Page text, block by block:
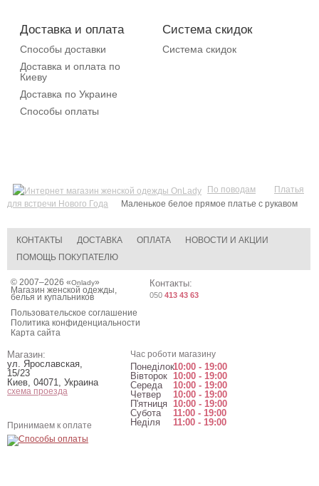
Доставка и оплата
Способы доставки
Доставка и оплата по
Киеву
Доставка по Украине
Способы оплаты
Система скидок
Система скидок
По поводам
Платья
для встречи Нового Года
Маленькое белое прямое платье с рукавом
КОНТАКТЫ ДОСТАВКА ОПЛАТА
НОВОСТИ И АКЦИИ
ПОМОЩЬ ПОКУПАТЕЛЮ
© 2007–2026 «Onlady»
Магазин женской одежды,
белья и купальников
Пользовательское соглашение
Политика конфиденциальности
Карта сайта
Контакты:
050 413 43 63
Магазин:
ул. Ярославская,
15/23
Киев 04071 Украина
схема проезда
Час роботи магазину
Понеділок10:00 - 19:00
Вівторок 10:00 - 19:00
Середа
10:00 - 19:00
Четвер
10:00 - 19:00
П'ятниця 10:00 - 19:00
Субота
11:00 - 19:00
Неділя
11:00 - 19:00
Принимаем к оплате